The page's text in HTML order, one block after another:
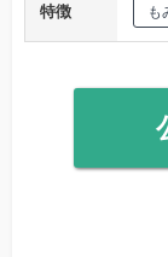
特徴 も